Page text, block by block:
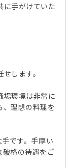
に手がけていた
します。
場環境は非常に
、理想の料理を
です。手厚い
破格の待遇をご